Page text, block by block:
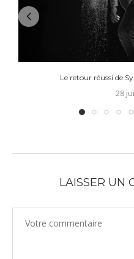
Le retour réussi de
28
LAISSER UN